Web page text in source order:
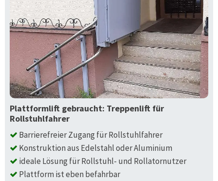
Plattformlift gebraucht: Treppenlift für
Rollstuhlfahrer
Barrierefreier Zugang für Rollstuhlfahrer
Konstruktion aus Edelstahl oder Aluminium
ideale Lösung für Rollstuhl- und Rollatornutzer
Plattform ist eben befahrbar